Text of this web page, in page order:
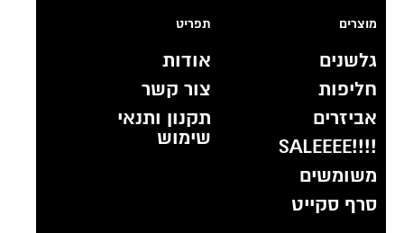
מוצרים
גלשנים
חליפות
אביזרים
!!!!SALEEEE
משומשים
סרף סקייט
תפריט
אודות
צור קשר
תקנון ותנאי
שימוש